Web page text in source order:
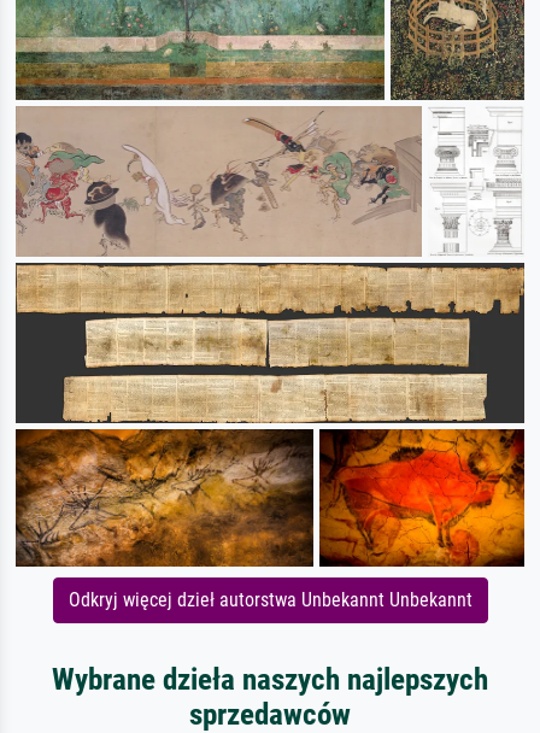
Odkryj więcej dzieł autorstwa Unbekannt Unbekannt
Wybrane dzieła naszych najlepszych
sprzedawców